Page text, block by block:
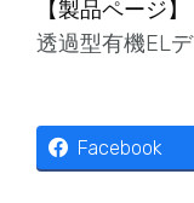
【製品ページ】
透過型有機EL
Facebook